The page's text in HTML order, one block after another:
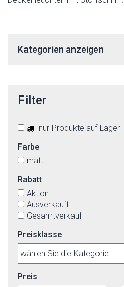
Kategorien anzeigen
Filter
nur Produkte auf Lager
Farbe
matt
Rabatt
Aktion
Ausverkauft
Gesamtverkauf
Preisklasse
Preis